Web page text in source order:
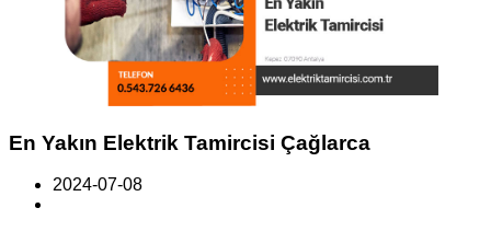
En Yakın Elektrik Tamircisi Çağlarca
2024-07-08